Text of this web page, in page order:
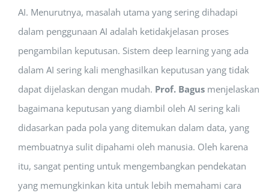
AI. Menurutnya, masalah utama yang sering dihadapi
dalam penggunaan AI adalah ketidakjelasan proses
pengambilan keputusan. Sistem deep learning yang ada
dalam AI sering kali menghasilkan keputusan yang tidak
dapat dijelaskan dengan mudah. Prof. Bagusmenjelaskan
bagaimana keputusan yang diambil oleh AI sering kali
didasarkan pada pola yang ditemukan dalam data, yang
membuatnya sulit dipahami oleh manusia. Oleh karena
itu, sangat penting untuk mengembangkan pendekatan
yang memungkinkan kita untuk lebih memahami cara